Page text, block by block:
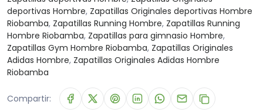
deportivas Hombre, Zapatillas Originales deportivas Hombre
Riobamba, Zapatillas Running Hombre, Zapatillas Running
Hombre Riobamba, Zapatillas para gimnasio Hombre,
Zapatillas Gym Hombre Riobamba, Zapatillas Originales
Adidas Hombre, Zapatillas Originales Adidas Hombre
Riobamba
Compartir: